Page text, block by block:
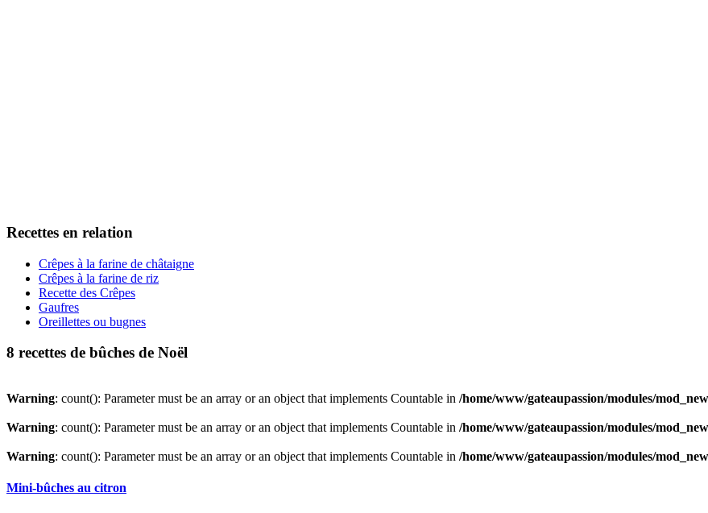
Recettes en relation
Crêpes à la farine de châtaigne
Crêpes à la farine de riz
Recette des Crêpes
Gaufres
Oreillettes ou bugnes
8 recettes de bûches de Noël
Warning: count(): Parameter must be an array or an object that implements Countable in /home/www/gateaupassion/modules/
Warning: count(): Parameter must be an array or an object that implements Countable in /home/www/gateaupassion/modules/
Warning: count(): Parameter must be an array or an object that implements Countable in /home/www/gateaupassion/modules/
Mini-bûches au citron